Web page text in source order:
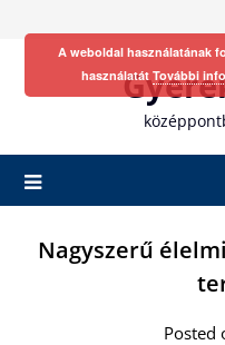
Nagyszerű
Posted
A weboldal használatának
használatát További